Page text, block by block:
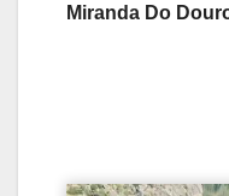
Miranda Do